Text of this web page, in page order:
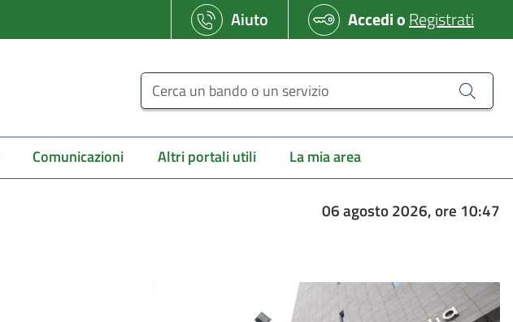
Aiuto AccedioRegistrati
Cerca un bando o un servizio
Comunicazioni Altri portali utili La mia area
06 agosto 2026, ore 10:47